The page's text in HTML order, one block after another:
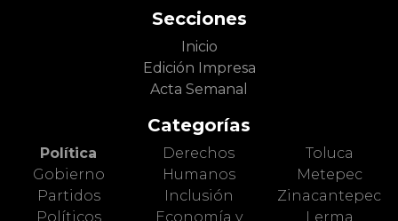
Secciones
Inicio
Edición Impresa
Acta Semanal
Categorías
Política
Gobierno
Partidos
Políticos
Derechos
Humanos
Inclusión
Economía y
Toluca
Metepec
Zinacantepec
Lerma